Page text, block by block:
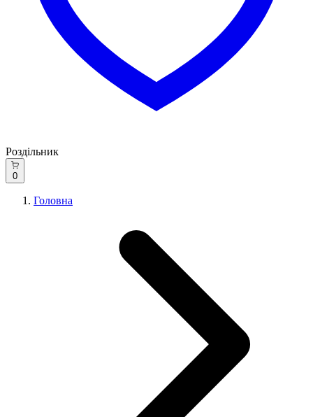
Роздільник
0
Головна